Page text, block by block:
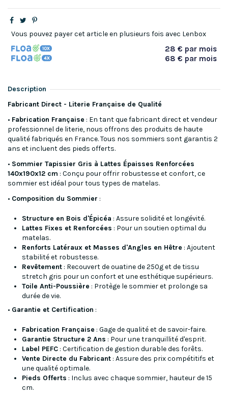
Vous pouvez payer cet article en plusieurs fois avec Lenbox
28 € par mois
68 € par mois
Description
Fabricant Direct - Literie Française de Qualité
• Fabrication Française : En tant que fabricant direct et vendeur
professionnel de literie, nous offrons des produits de haute
qualité fabriqués en France. Tous nos sommiers sont garantis 2
ans et incluent des pieds offerts.
• Sommier Tapissier Gris à Lattes Épaisses Renforcées
140x190x12 cm : Conçu pour offrir robustesse et confort, ce
sommier est idéal pour tous types de matelas.
• Composition du Sommier :
Structure en Bois d'Épicéa : Assure solidité et longévité.
Lattes Fixes et Renforcées : Pour un soutien optimal du
matelas.
Renforts Latéraux et Masses d'Angles en Hêtre : Ajoutent
stabilité et robustesse.
Revêtement : Recouvert de ouatine de 250g et de tissu
stretch gris pour un confort et une esthétique supérieurs.
Toile Anti-Poussière : Protège le sommier et prolonge sa
durée de vie.
• Garantie et Certification :
Fabrication Française : Gage de qualité et de savoir-faire.
Garantie Structure 2 Ans : Pour une tranquillité d'esprit.
Label PEFC : Certification de gestion durable des forêts.
Vente Directe du Fabricant : Assure des prix compétitifs et
une qualité optimale.
Pieds Offerts : Inclus avec chaque sommier, hauteur de 15
cm.